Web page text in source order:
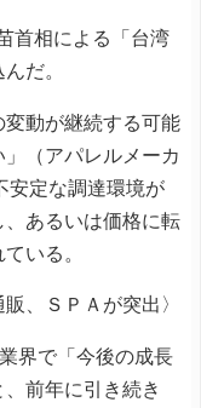
首相による「台湾
だ。
変動が継続する可能
（アパレルメーカ
安定な調達環境が
あるいは価格に転
いる。
、ＳＰＡが突出〉
界で「今後の成長
前年に引き続き